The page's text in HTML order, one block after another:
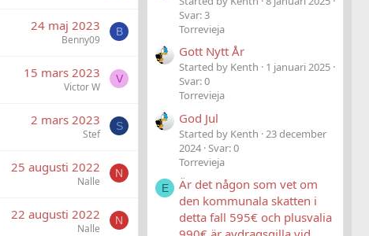
24 maj 2023
Benny09
B
15 mars 2023
Victor W
V
2 mars 2023
Stef
S
25 augusti 2022
Nalle
N
22 augusti 2022
Nalle
N
Svar: 3
Torrevieja
Gott Nytt År
Started by Kenth
1 januari 2025
Svar: 0
Torrevieja
God Jul
Started by Kenth 23 december
2024 Svar: 0
Torrevieja
E
Är det någon som vet om
den kommunala skatten i
detta fall 595€ och plusvalia